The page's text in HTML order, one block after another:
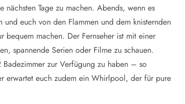
Tage zu machen. Abends, wenn es
euch von den Flammen und dem knisternden
bequem machen. Der Fernseher ist mit einer
spannende Serien oder Filme zu schauen.
zur Verfügung zu haben – so
erwartet euch zudem ein Whirlpool, der für pure